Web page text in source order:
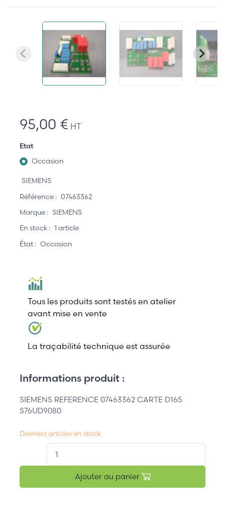
95,00 € HT
Etat
Occasion
SIEMENS
Référence : 07463362
Marque : SIEMENS
En stock : 1 article
État : Occasion
Tous les produits sont testés en atelier
avant mise en vente
La traçabilité technique est assurée
Informations produit :
SIEMENS REFERENCE 07463362 CARTE D165
S76UD9080
Derniers articles en stock
Ajouter au panier